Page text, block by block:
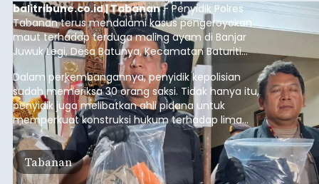
balitribune.co.id | Tabanan- Penyidik Polres
Tabanan terus mendalami kasus pengeroyokan
maut terhadap terduga maling ayam di Banjar
Juwuk Legi, Desa Batunya, Kecamatan Baturiti
yang terjadi beberapa waktu lalu.
Dalam perkembangannya, penyidik kepolisian
sudah memeriksa 30 orang saksi. Tidak hanya itu,
penyidik juga melibatkan ahli pidana untuk
memperkuat konstruksi hukum terhadap lima
orang tersangka yang saat ini ditahan.
Tabanan